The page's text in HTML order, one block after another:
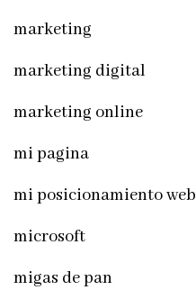
marketing
marketing digital
marketing online
mi pagina
mi posicionamiento web
microsoft
migas de pan